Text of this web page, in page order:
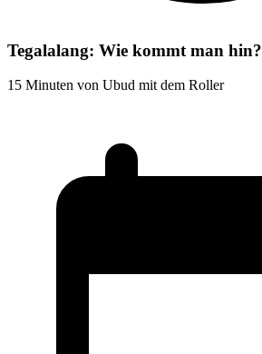
Tegalalang: Wie kommt man hin?
15 Minuten von Ubud mit dem Roller